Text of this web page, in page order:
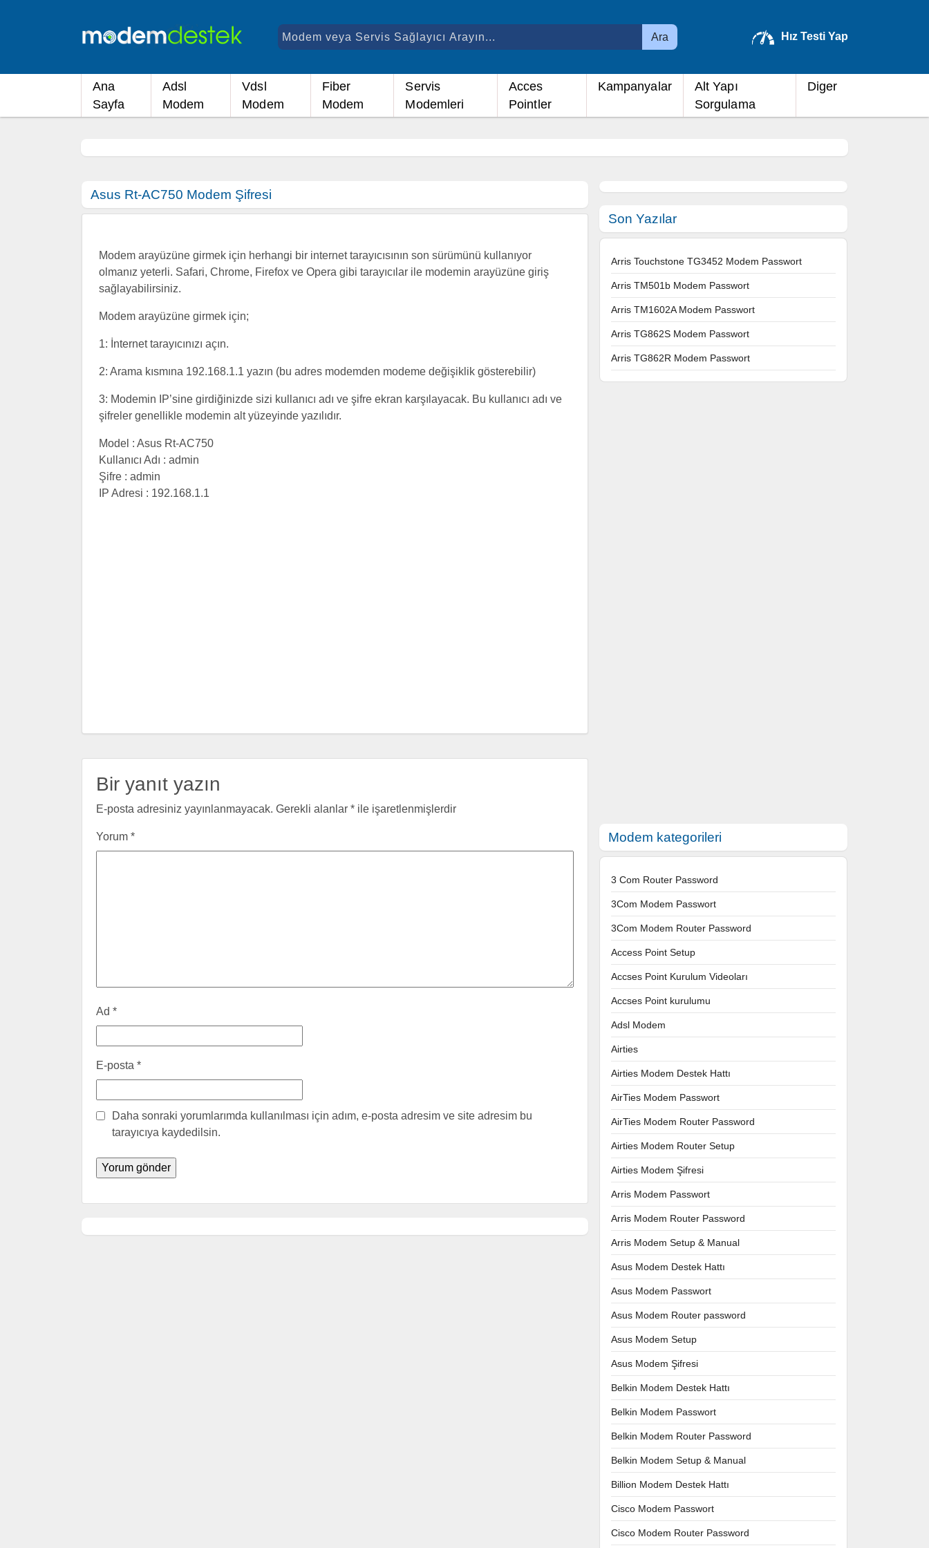
Ara Hız Testi Yap
Ana
Sayfa
Adsl
Modem
Vdsl
Modem
Fiber
Modem
Servis
Modemleri
Acces
Pointler
Kampanyalar
Alt Yapı
Sorgulama
Diger
Asus Rt-AC750 Modem Şifresi
Modem arayüzüne girmek için herhangi bir internet tarayıcısının son sürümünü kullanıyor
olmanız yeterli. Safari, Chrome, Firefox ve Opera gibi tarayıcılar ile modemin arayüzüne giriş
sağlayabilirsiniz.
Modem arayüzüne girmek için;
1: İnternet tarayıcınızı açın.
2: Arama kısmına 192.168.1.1 yazın (bu adres modemden modeme değişiklik gösterebilir)
3: Modemin IP’sine girdiğinizde sizi kullanıcı adı ve şifre ekran karşılayacak. Bu kullanıcı adı ve
şifreler genellikle modemin alt yüzeyinde yazılıdır.
Model : Asus Rt-AC750
Kullanıcı Adı : admin
Şifre : admin
IP Adresi : 192.168.1.1
Bir yanıt yazın
E-posta adresiniz yayınlanmayacak. Gerekli alanlar * ile işaretlenmişlerdir
Yorum *
Ad *
E-posta *
Daha sonraki yorumlarımda kullanılması için adım, e-posta adresim ve site adresim bu
tarayıcıya kaydedilsin.
Son Yazılar
Arris Touchstone TG3452 Modem Passwort
Arris TM501b Modem Passwort
Arris TM1602A Modem Passwort
Arris TG862S Modem Passwort
Arris TG862R Modem Passwort
Modem kategorileri
3 Com Router Password
3Com Modem Passwort
3Com Modem Router Password
Access Point Setup
Accses Point Kurulum Videoları
Accses Point kurulumu
Adsl Modem
Airties
Airties Modem Destek Hattı
AirTies Modem Passwort
AirTies Modem Router Password
Airties Modem Router Setup
Airties Modem Şifresi
Arris Modem Passwort
Arris Modem Router Password
Arris Modem Setup & Manual
Asus Modem Destek Hattı
Asus Modem Passwort
Asus Modem Router password
Asus Modem Setup
Asus Modem Şifresi
Belkin Modem Destek Hattı
Belkin Modem Passwort
Belkin Modem Router Password
Belkin Modem Setup & Manual
Billion Modem Destek Hattı
Cisco Modem Passwort
Cisco Modem Router Password